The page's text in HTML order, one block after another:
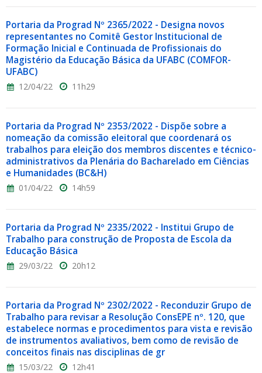
Portaria da Prograd Nº 2365/2022 - Designa novos
representantes no Comitê Gestor Institucional de
Formação Inicial e Continuada de Profissionais do
Magistério da Educação Básica da UFABC (COMFOR-
UFABC)
12/04/22 11h29
Portaria da Prograd Nº 2353/2022 - Dispõe sobre a
nomeação da comissão eleitoral que coordenará os
trabalhos para eleição dos membros discentes e técnico-
administrativos da Plenária do Bacharelado em Ciências
e Humanidades (BC&H)
01/04/22 14h59
Portaria da Prograd Nº 2335/2022 - Institui Grupo de
Trabalho para construção de Proposta de Escola da
Educação Básica
29/03/22 20h12
Portaria da Prograd Nº 2302/2022 - Reconduzir Grupo de
Trabalho para revisar a Resolução ConsEPE nº. 120, que
estabelece normas e procedimentos para vista e revisão
de instrumentos avaliativos, bem como de revisão de
conceitos finais nas disciplinas de gr
15/03/22 12h41